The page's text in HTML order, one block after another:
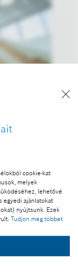
cookie-kat
melyek
lehetővé
egyedi ajánlatokat
nyújtsunk. Ezek
Tudjon meg többet
– átadták